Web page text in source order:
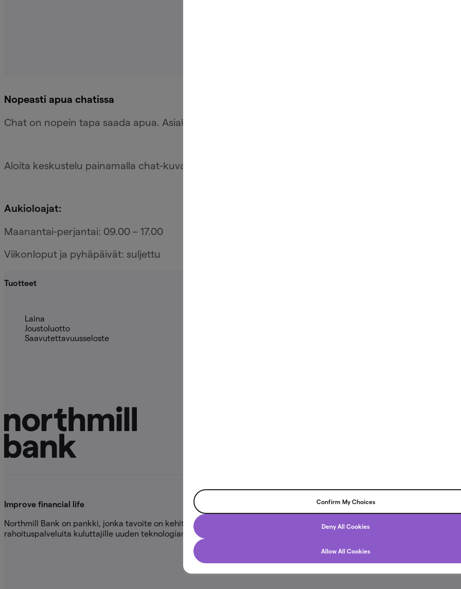
Nopeasti apua chatissa
Chat on nopein tapa saada apua. Asiakaspalvelumme vastaa kysymyksiisi aukioloaikojemme
Aloita keskustelu painamalla chat-kuvaketta oikeassa alakulmassa.
Aukioloajat:
Maanantai-perjantai: 09.00 – 17.00
Viikonloput ja pyhäpäivät: suljettu
Tuotteet
Laina
Joustoluotto
Saavutettavuusseloste
Improve financial life
Northmill Bank on pankki, jonka tavoite on kehittää helposti lähestyttäviä ja turvallisia
rahoituspalveluita kuluttajille uuden teknologian ja innovaatioiden kautta.
Confirm My Choices
Deny All Cookies
Allow All Cookies